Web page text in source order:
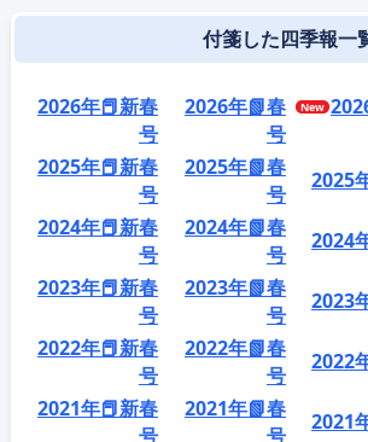
付箋した四季報一
2026年📕新春
号
2026年📗春
号
2025年📕新春
号
2025年📗春
号
2025
2024年📕新春
号
2024年📗春
号
2024
2023年📕新春
号
2023年📗春
号
2023
2022年📕新春
号
2022年📗春
号
2022
2021年📕新春
号
2021年📗春
号
2021